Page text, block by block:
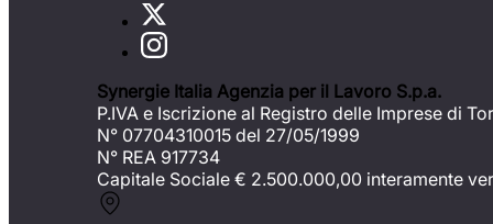
Synergie Italia Agenzia per il Lavoro S.p.a.
P.IVA e Iscrizione al Registro delle Imprese di
N° 07704310015 del 27/05/1999
N° REA 917734
Capitale Sociale € 2.500.000,00 interamente